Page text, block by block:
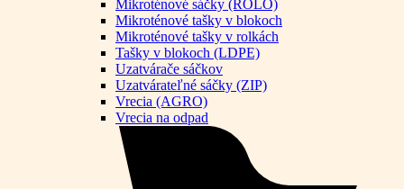
Mikroténové sáčky (ROLO)
Mikroténové tašky v blokoch
Mikroténové tašky v rolkách
Tašky v blokoch (LDPE)
Uzatvárače sáčkov
Uzatvárateľné sáčky (ZIP)
Vrecia (AGRO)
Vrecia na odpad